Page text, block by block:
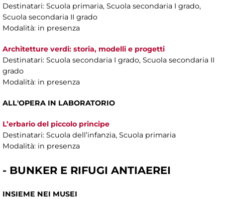
Destinatari: Scuola primaria, Scuola secondaria I grado,
Scuola secondaria II grado
Modalità: in presenza
Architetture verdi: storia, modelli e progetti
Destinatari: Scuola secondaria I grado, Scuola secondaria II
grado
Modalità: in presenza
ALL'OPERA IN LABORATORIO
L’erbario del piccolo principe
Destinatari: Scuola dell’infanzia, Scuola primaria
Modalità: in presenza
- BUNKER E RIFUGI ANTIAEREI
INSIEME NEI MUSEI